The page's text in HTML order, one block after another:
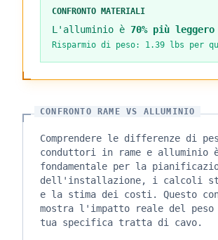
CONFRONTO MATERIALI
L'alluminio è 70% più leggero
Risparmio di peso: 1.39 lbs per
CONFRONTO RAME VS ALLUMINIO
Comprendere le differenze di
conduttori in rame e alluminio
fondamentale per la
dell'installazione, i calcoli
e la stima dei costi. Questo
mostra l'impatto reale del
tua specifica tratta di cavo.